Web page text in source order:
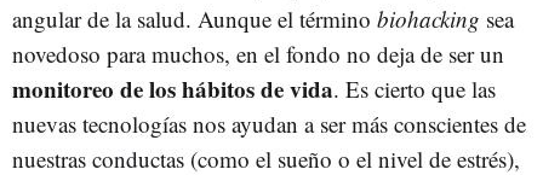
angular de la salud. Aunque el término biohacking sea
novedoso para muchos, en el fondo no deja de ser un
monitoreo de los hábitos de vida. Es cierto que las
nuevas tecnologías nos ayudan a ser más conscientes de
nuestras conductas (como el sueño o el nivel de estrés),